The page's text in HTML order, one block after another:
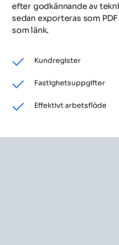
efter godkännande av
sedan exporteras som
som länk.
Kundregister
Fastighetsuppgifter
Effektivt arbetsflöde